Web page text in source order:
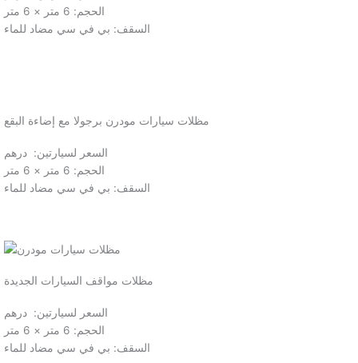
الحجم: 6 متر × 6 متر
السقف: بي في سي مضاد للماء
مظلات سيارات مودرن برجولا مع إضاءة البقع
السعر لسيارتين: درهم
الحجم: 6 متر × 6 متر
السقف: بي في سي مضاد للماء
مظلات مواقف السيارات الجديدة
السعر لسيارتين: درهم
الحجم: 6 متر × 6 متر
السقف: بي في سي مضاد للماء